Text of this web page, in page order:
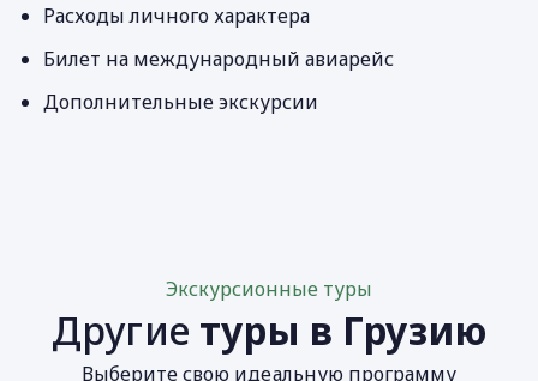
Расходы личного характера
Билет на международный авиарейс
Дополнительные экскурсии
Экскурсионные туры
Другие туры в Грузию
Выберите свою идеальную программу